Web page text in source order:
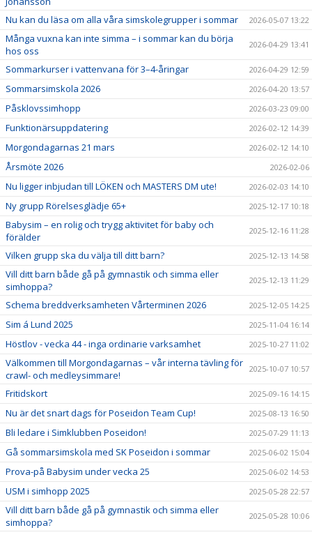
Nu kan du läsa om alla våra simskolegrupper i sommar 2026-05-07 13:22
Många vuxna kan inte simma – i sommar kan du börja
hos oss
2026-04-29 13:41
Sommarkurser i vattenvana för 3–4-åringar 2026-04-29 12:59
Sommarsimskola 2026 2026-04-20 13:57
Påsklovssimhopp 2026-03-23 09:00
Funktionärsuppdatering 2026-02-12 14:39
Morgondagarnas 21 mars 2026-02-12 14:10
Årsmöte 2026 2026-02-06
Nu ligger inbjudan till LÖKEN och MASTERS DM ute! 2026-02-03 14:10
Ny grupp Rörelsesglädje 65+ 2025-12-17 10:18
Babysim – en rolig och trygg aktivitet för baby och
förälder
2025-12-16 11:28
Vilken grupp ska du välja till ditt barn? 2025-12-13 14:58
Vill ditt barn både gå på gymnastik och simma eller
simhoppa?
2025-12-13 11:29
Schema breddverksamheten Vårterminen 2026 2025-12-05 14:25
Sim á Lund 2025 2025-11-04 16:14
Höstlov - vecka 44 - inga ordinarie varksamhet 2025-10-27 11:02
Välkommen till Morgondagarnas – vår interna tävling för
crawl- och medleysimmare!
2025-10-07 10:57
Fritidskort 2025-09-16 14:15
Nu är det snart dags för Poseidon Team Cup! 2025-08-13 16:50
Bli ledare i Simklubben Poseidon! 2025-07-29 11:13
Gå sommarsimskola med SK Poseidon i sommar 2025-06-02 15:04
Prova-på Babysim under vecka 25 2025-06-02 14:53
USM i simhopp 2025 2025-05-28 22:57
Vill ditt barn både gå på gymnastik och simma eller
simhoppa?
2025-05-28 10:06